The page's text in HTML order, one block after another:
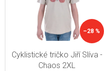
–28 %
Cyklistické tričko Jiří Slíva -
Chaos 2XL